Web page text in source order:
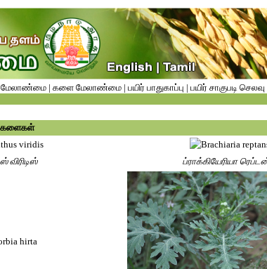
மேலாண்மை | களை மேலாண்மை | பயிர் பாதுகாப்பு | பயிர் சாகுபடி செலவு
களைகள்
விரிடிஸ் ப்ராக்கியேரியா